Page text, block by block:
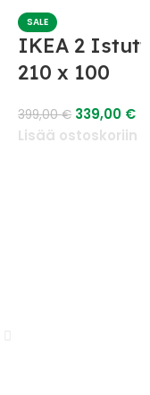
SALE
IKEA 2
210 x 100
399,00€ 339,00 €
Lisää ostoskoriin